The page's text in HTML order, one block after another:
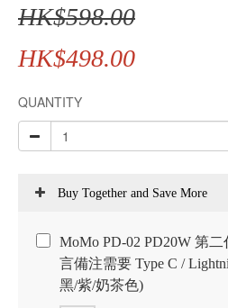
HK$598.00
HK$498.00
QUANTITY
Buy Together and Save More
MoMo PD-02 PD20W 第
言備注需要 Type C /
黑/紫/奶茶色)